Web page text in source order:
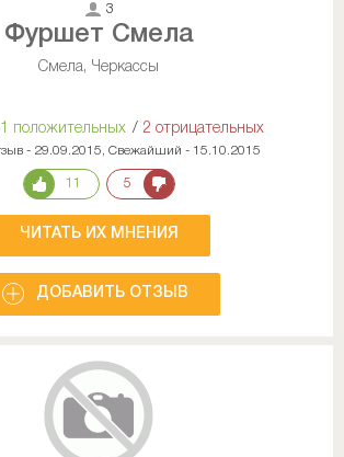
3
Фуршет Смела
Смела, Черкассы
1 положительных / 2 отрицательных
- 29.09.2015, Свежайший - 15.10.2015
11 5
ЧИТАТЬ ИХ МНЕНИЯ
ДОБАВИТЬ ОТЗЫВ